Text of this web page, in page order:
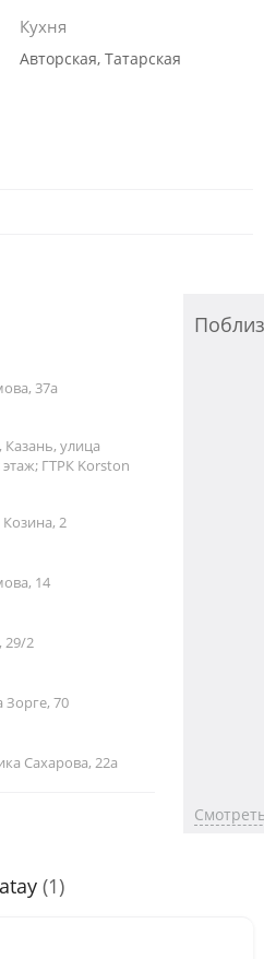
Кухня
Авторская, Татарская
37а
Казань, улица
ГТРК Korston
Козина, 2
14
29/2
Зорге, 70
Сахарова, 22а
(1)